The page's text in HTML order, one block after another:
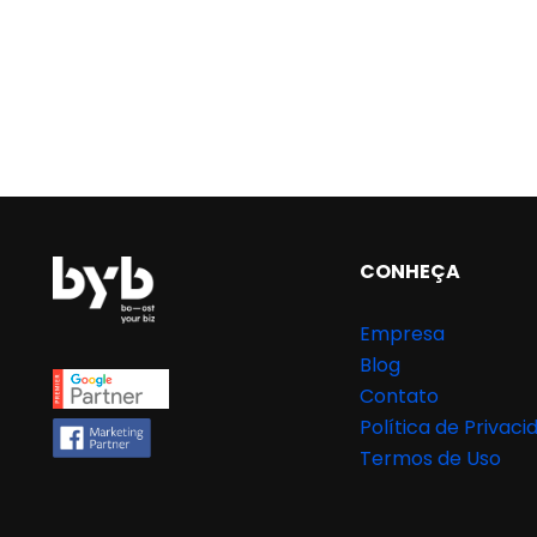
CONHEÇA
Empresa
Blog
Contato
Política de
Termos de Uso